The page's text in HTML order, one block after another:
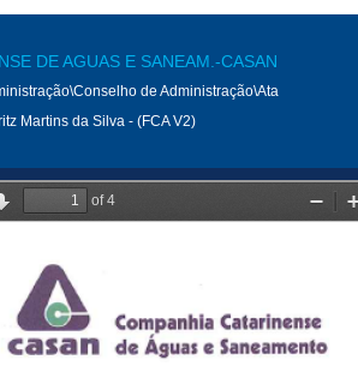
DE AGUAS E SANEAM.-CASAN
de Administração\Ata
Martins da Silva - (FCA V2)